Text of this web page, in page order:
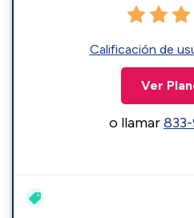
Calificación de
Ver
o llamar